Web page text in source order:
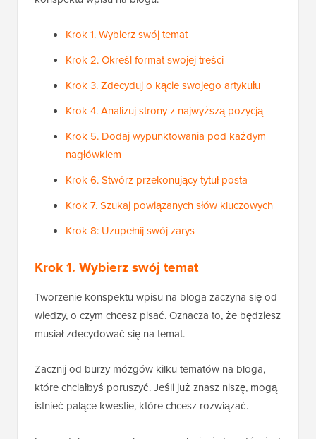
Krok 1. Wybierz swój temat
Krok 2. Określ format swojej treści
Krok 3. Zdecyduj o kącie swojego artykułu
Krok 4. Analizuj strony z najwyższą pozycją
Krok 5. Dodaj wypunktowania pod każdym
nagłówkiem
Krok 6. Stwórz przekonujący tytuł posta
Krok 7. Szukaj powiązanych słów kluczowych
Krok 8: Uzupełnij swój zarys
Krok 1. Wybierz swój temat
Tworzenie konspektu wpisu na bloga zaczyna się od
wiedzy, o czym chcesz pisać. Oznacza to, że będziesz
musiał zdecydować się na temat.
Zacznij od burzy mózgów kilku tematów na bloga,
które chciałbyś poruszyć. Jeśli już znasz niszę, mogą
istnieć palące kwestie, które chcesz rozwiązać.